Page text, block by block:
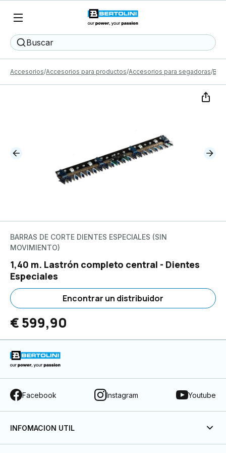
Buscar
Accesorios Accesorios para productos Accesorios para segadoras
BARRAS DE CORTE DIENTES ESPECIALES (SIN
MOVIMIENTO)
1,40 m. Lastrón completo central - Dientes
Especiales
Encontrar un distribuidor
€ 599,90
Facebook Instagram Youtube
INFOMACION UTIL